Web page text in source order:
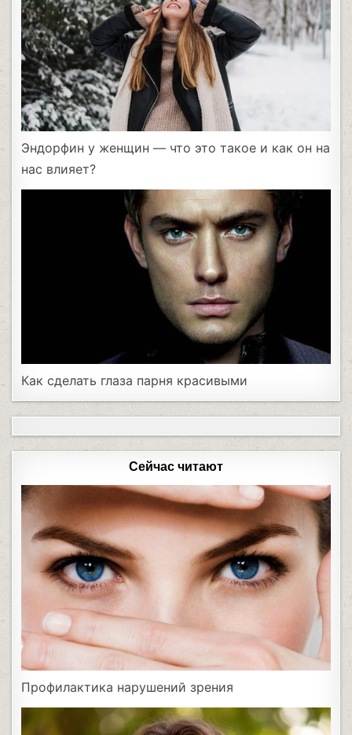
Эндорфин у женщин — что это такое и как он на
нас влияет?
Как сделать глаза парня красивыми
Сейчас читают
Профилактика нарушений зрения